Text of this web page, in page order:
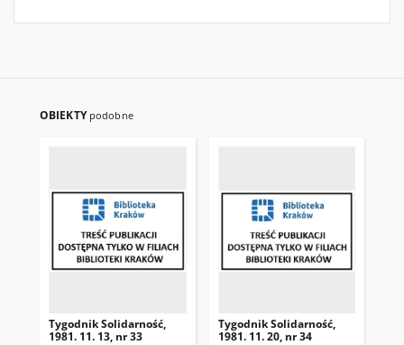
OBIEKTY podobne
Tygodnik Solidarność,
1981. 11. 13, nr 33
Tygodnik Solidarność,
1981. 11. 20, nr 34